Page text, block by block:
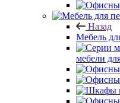
Назад
Мебель
мебели